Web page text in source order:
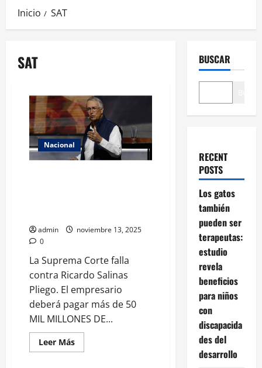
Inicio SAT
SAT
Nacional
admin
noviembre 13, 2025
0
La Suprema Corte falla
contra Ricardo Salinas
Pliego. El empresario
deberá pagar más de 50
MIL MILLONES DE...
Leer MásLeer
más
BUSCAR
RECENT
POSTS
Los gatos
también
pueden ser
terapeutas:
estudio
revela
beneficios
para niños
con
discapacida
des del
desarrollo